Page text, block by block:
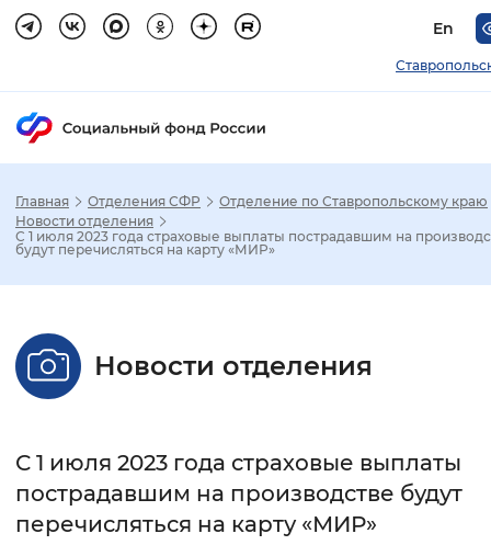
En
Стандартный Увеличенный
Без засечек С засечками
Интервал между буквами
Главная Отделения СФР
Отделение по Ставропольскому краю
Новости отделения
С 1 июля 2023 года страховые выплаты пострадавшим на
будут перечисляться на карту «МИР»
Новости отделения
С 1 июля 2023 года страховые выплаты
пострадавшим на производстве будут
перечисляться на карту «МИР»